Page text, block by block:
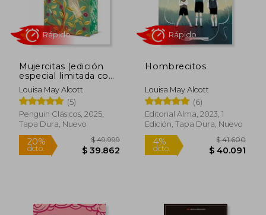
10%
dcto. $ 28.800
10%
dcto.
Mujercitas (edición
especial limitada con
cantos tintados)
Louisa May Alcott
(5)
Penguin Clásicos, 2025,
Tapa Dura, Nuevo
Hombrecitos
Louisa May Alcott
(6)
Editorial Alma, 2023, 1
Edición, Tapa Dura, Nuevo